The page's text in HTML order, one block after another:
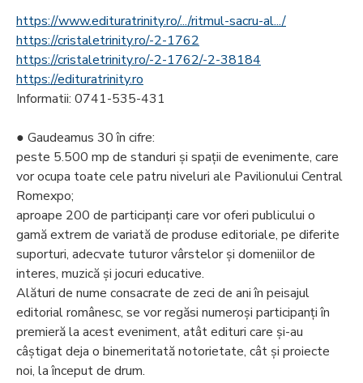
https://www.edituratrinity.ro/.../ritmul-sacru-al.../
https://cristaletrinity.ro/-2-1762
https://cristaletrinity.ro/-2-1762/-2-38184
https://edituratrinity.ro
Informatii: 0741-535-431
● Gaudeamus 30 în cifre:
peste 5.500 mp de standuri și spații de evenimente, care
vor ocupa toate cele patru niveluri ale Pavilionului Central
Romexpo;
aproape 200 de participanți care vor oferi publicului o
gamă extrem de variată de produse editoriale, pe diferite
suporturi, adecvate tuturor vârstelor și domeniilor de
interes, muzică și jocuri educative.
Alături de nume consacrate de zeci de ani în peisajul
editorial românesc, se vor regăsi numeroși participanți în
premieră la acest eveniment, atât edituri care și-au
câștigat deja o binemeritată notorietate, cât și proiecte
noi, la început de drum.